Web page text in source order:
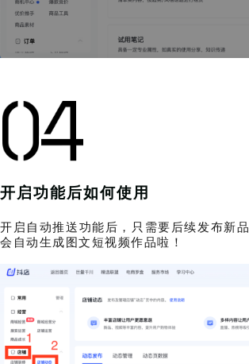
开启功能后如何使用
开启自动推送功能后，只需要后续发布新
会自动生成图文短视频作品啦！